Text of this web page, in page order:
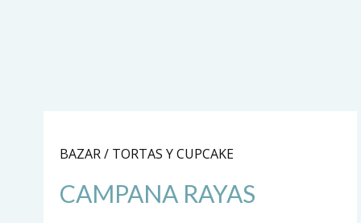
BAZAR / TORTAS Y CUPCAKE
CAMPANA RAYAS